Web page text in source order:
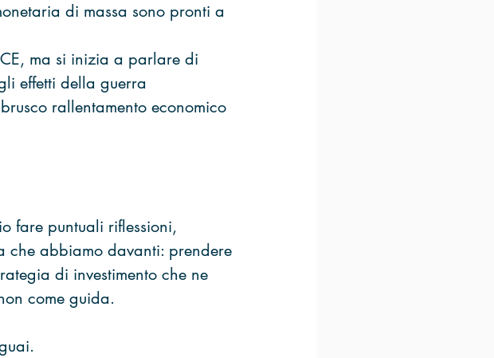
di massa sono pronti a
ma si inizia a parlare di
effetti della guerra
rallentamento economico
fare puntuali riflessioni,
abbiamo davanti: prendere
di investimento che ne
come guida.